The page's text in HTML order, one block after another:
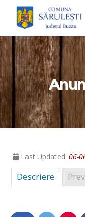
Last Updated: 06-
Descriere